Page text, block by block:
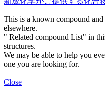
This is a known compound
elsewhere.
" Related compound List" in
structures.
We may be able to help you
one you are looking for.
Close